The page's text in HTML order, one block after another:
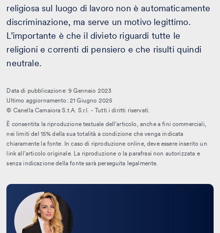
religiosa sul luogo di lavoro non è automaticamente
discriminazione, ma serve un motivo legittimo.
L’importante è che il divieto riguardi tutte le
religioni e correnti di pensiero e che risulti quindi
neutrale.
Data di pubblicazione: 9 Gennaio 2023
Ultimo aggiornamento: 21 Giugno 2025
© Canella Camaiora S.t.A. S.r.l. - Tutti i diritti riservati.
È consentita la riproduzione testuale dell’articolo, anche a fini commerciali,
nei limiti del 15% della sua totalità a condizione che venga indicata
chiaramente la fonte. In caso di riproduzione online, deve essere inserito un
link all’articolo originale. La riproduzione o la parafrasi non autorizzata e
senza indicazione della fonte sarà perseguita legalmente.
Leggi
bio